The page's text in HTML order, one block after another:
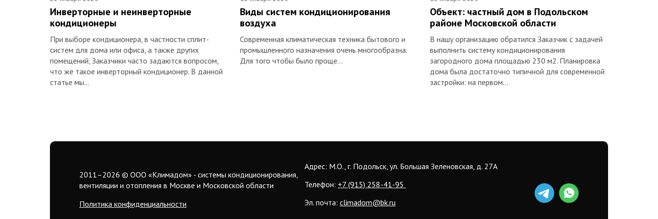
Инверторные и неинверторные
кондиционеры
При выборе кондиционера, в частности сплит-
систем для дома или офиса, а также других
помещений, Заказчики часто задаются вопросом,
что же такое инверторный кондиционер. В данной
статье мы…
Виды систем кондиционирования
воздуха
Современная климатическая техника бытового и
промышленного назначения очень многообразна.
Для того чтобы было проще…
Объект: частный дом в Подольском
районе Московской области
В нашу организацию обратился Заказчик с задачей
выполнить систему кондиционирования
загородного дома площадью 230 м2. Планировка
дома была достаточно типичной для современной
застройки: на первом…
2011–2026 © ООО «Климадом» - системы кондиционирования,
вентиляции и отопления в Москве и Московской области
Политика конфиденциальности
Адрес: М.О., г. Подольск, ул. Большая Зеленовская, д. 27А
Телефон: +7 (915) 258-41-95
Эл. почта: climadom@bk.ru